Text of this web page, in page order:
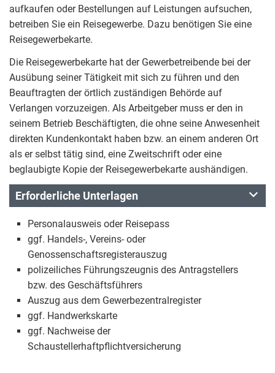
aufkaufen oder Bestellungen auf Leistungen aufsuchen,
betreiben Sie ein Reisegewerbe. Dazu benötigen Sie eine
Reisegewerbekarte.
Die Reisegewerbekarte hat der Gewerbetreibende bei der
Ausübung seiner Tätigkeit mit sich zu führen und den
Beauftragten der örtlich zuständigen Behörde auf
Verlangen vorzuzeigen. Als Arbeitgeber muss er den in
seinem Betrieb Beschäftigten, die ohne seine Anwesenheit
direkten Kundenkontakt haben bzw. an einem anderen Ort
als er selbst tätig sind, eine Zweitschrift oder eine
beglaubigte Kopie der Reisegewerbekarte aushändigen.
Erforderliche Unterlagen
Personalausweis oder Reisepass
ggf. Handels-, Vereins- oder
Genossenschaftsregisterauszug
polizeiliches Führungszeugnis des Antragstellers
bzw. des Geschäftsführers
Auszug aus dem Gewerbezentralregister
ggf. Handwerkskarte
ggf. Nachweise der
Schaustellerhaftpflichtversicherung